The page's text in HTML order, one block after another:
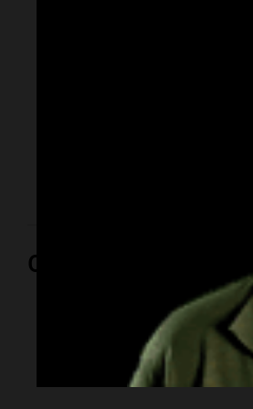
generar
Patricio Friedman, gerente de
en el
Seguros sobre la organización
combina su perfil técnico con
Opinión